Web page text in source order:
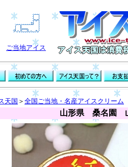
ご当地アイス
天国 ＞ 全国ご当地・名産アイスクリーム
山形県 桑名園